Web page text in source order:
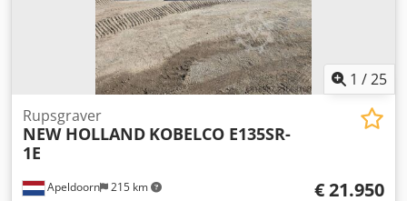
1 /25
Apeldoorn 215 km
Rupsgraver
NEW HOLLAND KOBELCO E135SR-
1E
€ 21.950